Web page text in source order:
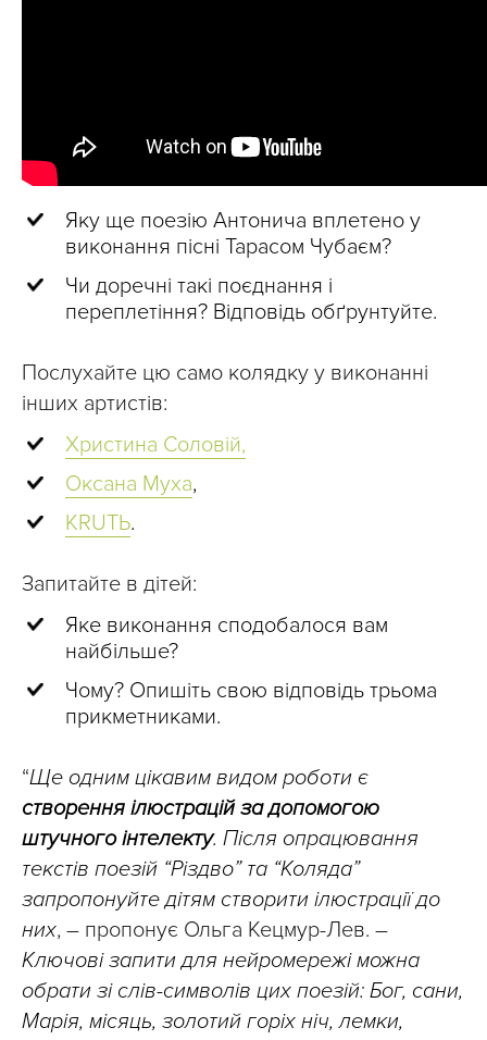
Яку ще поезію Антонича вплетено у
виконання пісні Тарасом Чубаєм?
Чи доречні такі поєднання і
переплетіння? Відповідь обґрунтуйте.
Послухайте цю само колядку у виконанні
інших артистів:
Христина Соловій,
Оксана Муха,
KRUTЬ.
Запитайте в дітей:
Яке виконання сподобалося вам
найбільше?
Чому? Опишіть свою відповідь трьома
прикметниками.
“Ще одним цікавим видом роботи є
створення ілюстрацій за допомогою
штучного інтелекту. Після опрацювання
текстів поезій “Різдво” та “Коляда”
запропонуйте дітям створити ілюстрації до
них, – пропонує Ольга Кецмур-Лев. –
Ключові запити для нейромережі можна
обрати зі слів-символів цих поезій: Бог, сани,
Марія, місяць, золотий горіх ніч, лемки,